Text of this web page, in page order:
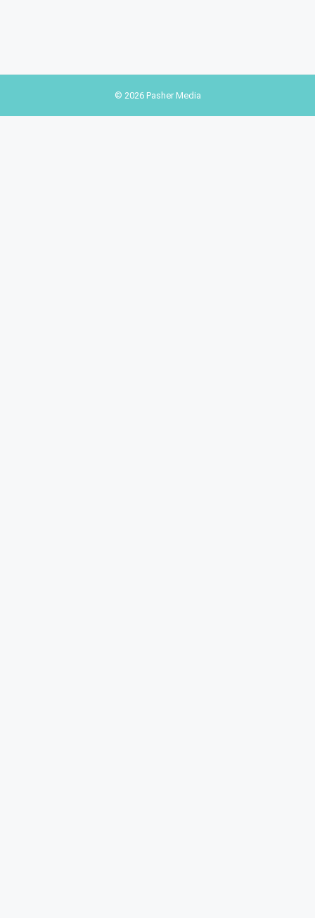
© 2026 Pasher Media